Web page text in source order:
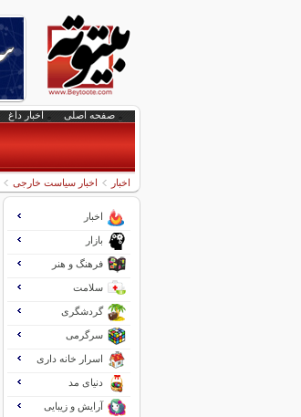
صفحه اصلی اخبار داغ
اخبار اخبار سیاست خارجی
اخبار
بازار
فرهنگ و هنر
سلامت
گردشگری
سرگرمی
اسرار خانه داری
دنیای مد
آرایش و زیبایی